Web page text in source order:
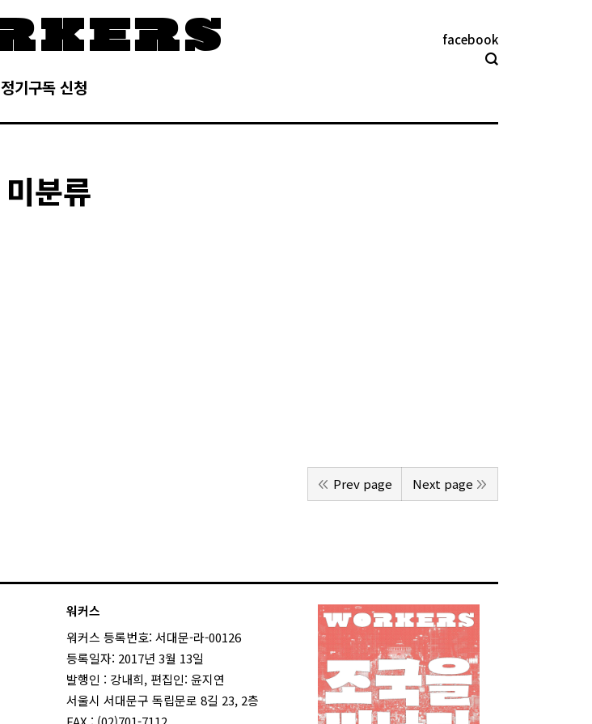
facebook
정기구독 신청
미분류
Prev page Next page
워커스
워커스 등록번호: 서대문-라-00126
등록일자: 2017년 3월 13일
발행인 : 강내희, 편집인: 윤지연
서울시 서대문구 독립문로 8길 23, 2층